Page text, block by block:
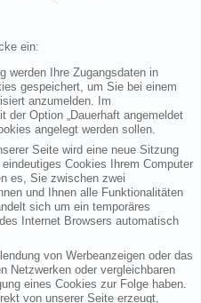
ein:
werden Ihre Zugangsdaten in
gespeichert, um Sie bei einem
anzumelden. Im
der Option „Dauerhaft angemeldet
angelegt werden sollen.
Seite wird eine neue Sitzung
Cookies Ihrem Computer
es, Sie zwischen zwei
und Ihnen alle Funktionalitäten
sich um ein temporäres
Internet Browsers automatisch
von Werbeanzeigen oder das
Netzwerken oder vergleichbaren
eines Cookies zur Folge haben.
von unserer Seite erzeugt,